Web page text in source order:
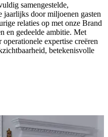
samengestelde,
jaarlijks door miljoenen gasten
relaties op met onze Brand
en gedeelde ambitie. Met
expertise creëren
betekenisvolle